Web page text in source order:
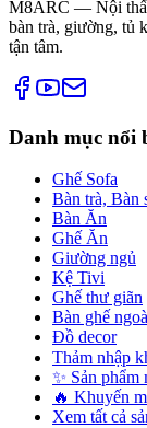
M8ARC — Nội thất
bàn trà, giường, tủ
tận tâm.
Danh mục nổi
Ghế Sofa
Bàn trà, Bàn
Bàn Ăn
Ghế Ăn
Giường ngủ
Kệ Tivi
Ghế thư giãn
Bàn ghế
Đồ decor
Thảm nhập
✨ Sản phẩm
🔥 Khuyến
Xem tất cả